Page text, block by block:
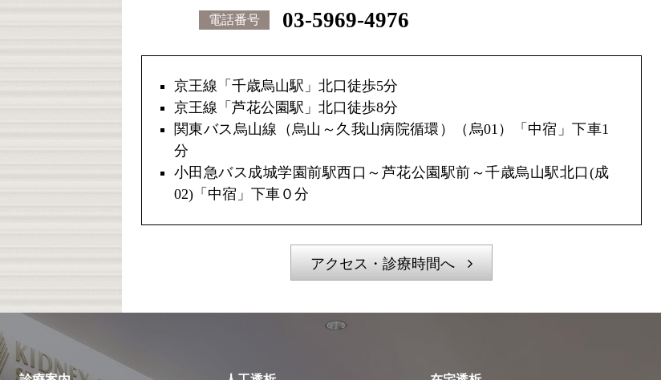
電話番号 03-5969-4976
京王線「千歳烏山駅」北口徒歩5分
京王線「芦花公園駅」北口徒歩8分
関東バス烏山線（烏山～久我山病院循環）（烏01）「中宿」下車1
分
小田急バス成城学園前駅西口～芦花公園駅前～千歳烏山駅北口(成
02)「中宿」下車０分
アクセス・診療時間へ